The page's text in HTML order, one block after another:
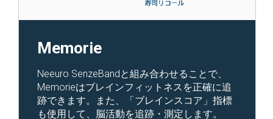
Memorie
Neeuro SenzeBandと組み合わせることで、
Memorieはブレインフィットネスを正確に追
跡できます。また、「ブレインスコア」指標
も使用して、脳活動を追跡・測定します。